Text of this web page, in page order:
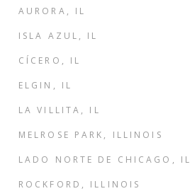
AURORA, IL
ISLA AZUL, IL
CÍCERO, IL
ELGIN, IL
LA VILLITA, IL
MELROSE PARK, ILLINOIS
LADO NORTE DE CHICAGO, IL
ROCKFORD, ILLINOIS